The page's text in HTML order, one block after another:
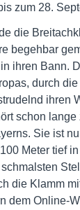
zum 28.
die
begehbar
ihren Bann.
durch
ihren
schon lange
Sie ist
Meter tief
die Klamm
dem Online-